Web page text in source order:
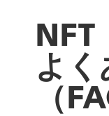
NFT
よく
（